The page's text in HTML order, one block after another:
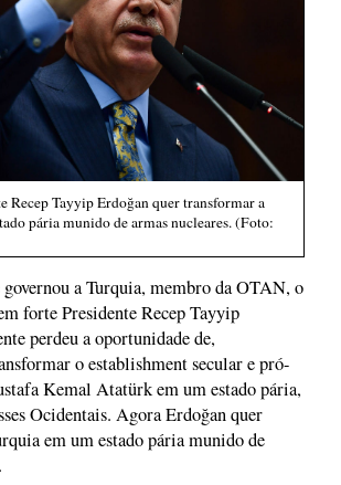
Recep Tayyip Erdoğan quer transformar a
pária munido de armas nucleares. (Foto:
governou a Turquia, membro da OTAN, o
forte Presidente Recep Tayyip
perdeu a oportunidade de,
o establishment secular e pró-
Kemal Atatürk em um estado pária,
Ocidentais. Agora Erdoğan quer
em um estado pária munido de